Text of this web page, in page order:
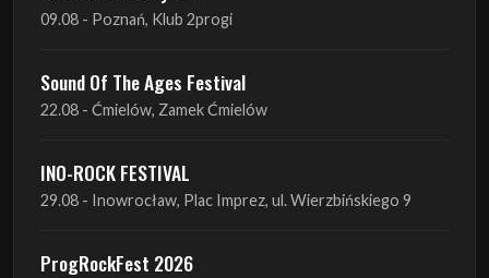
09.08 - Poznań, Klub 2progi
Sound Of The Ages Festival
22.08 - Ćmielów, Zamek Ćmielów
INO-ROCK FESTIVAL
29.08 - Inowrocław, Plac Imprez, ul. Wierzbińskiego 9
ProgRockFest 2026